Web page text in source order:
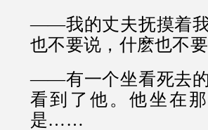
——我的丈夫抚摸着
也不要说，什麽也不
——有一个坐看死去
看到了他。他坐在
是……